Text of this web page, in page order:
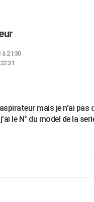
21:30
mais je n'ai pas
le N° du model de la